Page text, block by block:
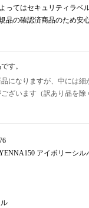
ってはセキュリティラベ
品の確認済商品のため安
す。
になりますが、中には細
ざいます（訳あり品を除
アイボリーシル